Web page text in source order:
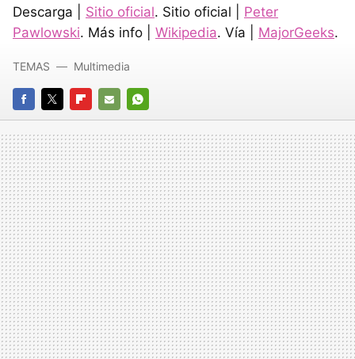
Descarga | Sitio oficial. Sitio oficial | Peter
Pawlowski. Más info | Wikipedia. Vía | MajorGeeks.
FACEBOOK
TWITTERFLIPBOARD
E-
MAIL
WHATSAPP
TEMAS Multimedia